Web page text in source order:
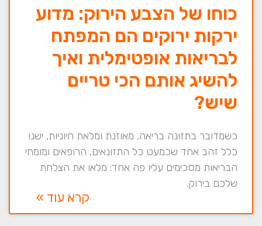
כוחו של הצבע הירוק: מדוע
ירקות ירוקים הם המפתח
לבריאות אופטימלית ואיך
להשיג אותם הכי טריים
שיש?
כשמדובר בתזונה בריאה, מאוזנת ומלאת חיוניות, ישנו
כלל זהב אחד שכמעט כל התזונאים, הרופאים ומומחי
הבריאות מסכימים עליו פה אחד: מלאו את הצלחת
שלכם בירוק.
קרא עוד »